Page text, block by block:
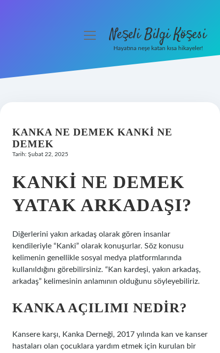
Hakkımızda
menüyüNeşeli Bilgi Köşesi
Hayatına neşe katan kısa hikayeler!
KANKA NE DEMEK KANKI NE
DEMEK
Tarih: Şubat 22, 2025
KANKI NE DEMEK
YATAK ARKADAŞI?
Diğerlerini yakın arkadaş olarak gören insanlar
kendileriyle “Kanki” olarak konuşurlar. Söz konusu
kelimenin genellikle sosyal medya platformlarında
kullanıldığını görebilirsiniz. “Kan kardeşi, yakın arkadaş,
arkadaş” kelimesinin anlamının olduğunu söyleyebiliriz.
KANKA AÇILIMI NEDIR?
Kansere karşı, Kanka Derneği, 2017 yılında kan ve kanser
hastaları olan çocuklara yardım etmek için kurulan bir